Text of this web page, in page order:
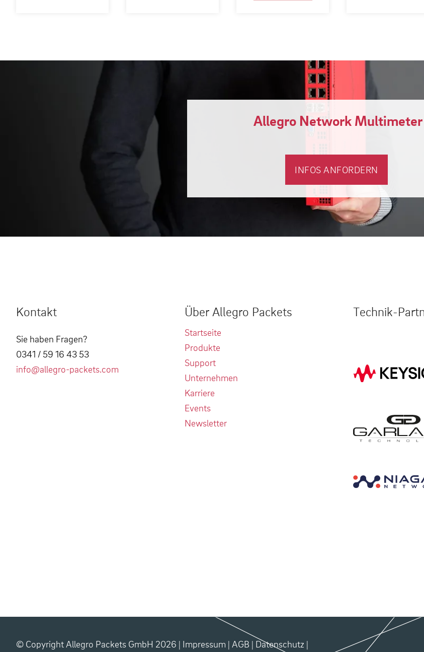
Allegro Network Multimeter
INFOS ANFORDERN
Kontakt
Sie haben Fragen?
0341 / 59 16 43 53
info@allegro-packets.com
Über Allegro Packets
Startseite
Produkte
Support
Unternehmen
Karriere
Events
Newsletter
Technik-
© Copyright Allegro Packets GmbH 2026 | Impressum | AGB | Datenschutz |